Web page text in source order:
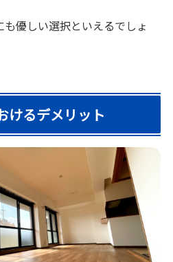
優しい選択といえるでしょ
けるデメリット